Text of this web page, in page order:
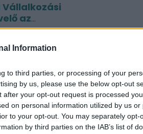
Information
to third parties, or processing of your
by us, please use the below opt-out
your opt-out request is processed
on personal information utilized by us or
to your opt-out. You may separately opt-
by third parties on the IAB’s list of
az
stratégiai partnerként
az adóterhek...